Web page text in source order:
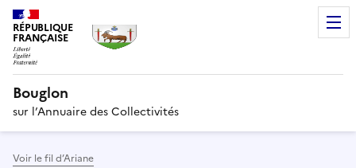
RÉPUBLIQUE
FRANÇAISE
Bouglon
sur l’Annuaire des Collectivités
Voir le fil d’Ariane